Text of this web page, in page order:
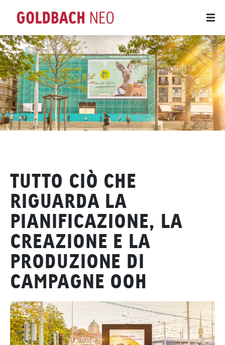
TUTTO CIÒ CHE
RIGUARDA LA
PIANIFICAZIONE, LA
CREAZIONE E LA
PRODUZIONE DI
CAMPAGNE OOH